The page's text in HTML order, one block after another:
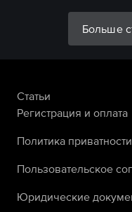
Больше
Статьи
Регистрация и оплата
Политика приватности
Пользовательское
Юридические